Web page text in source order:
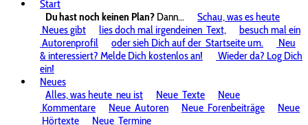
Start
Du hast noch keinen Plan? Dann...
Schau, was es heute
Neues gibt
lies doch mal irgendeinen Text,
besuch mal ein
Autorenprofil
oder sieh Dich auf der Startseite um.
Neu
& interessiert? Melde Dich kostenlos an!
Wieder da? Log Dich
ein!
Neues
Alles, was heute neu ist Neue Texte
Neue
Kommentare
Neue Autoren Neue Forenbeiträge
Neue
Hörtexte
Neue Termine